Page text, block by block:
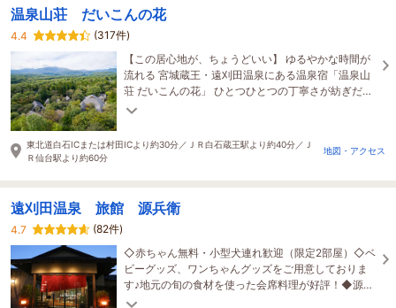
温泉山荘 だいこんの花
4.4
(317件)
【この居心地が、ちょうどいい】 ゆるやかな時間が
流れる 宮城蔵王・遠刈田温泉にある温泉宿「温泉山
荘 だいこんの花」 ひとつひとつの丁寧さが紡ぎだ
す、素朴で心なごむひとときを。
東北道白石ICまたは村田ICより約30分／ＪＲ白石蔵王駅より約40分／Ｊ
Ｒ仙台駅より約60分
地図・アクセス
遠刈田温泉 旅館 源兵衛
4.7
(82件)
◇赤ちゃん無料・小型犬連れ歓迎（限定2部屋）◇ベ
ビーグッズ、ワンちゃんグッズをご用意しておりま
す♪地元の旬の食材を使った会席料理が好評！◆源泉
掛け流しの貸切風呂無料◆